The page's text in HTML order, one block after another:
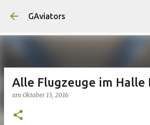
GAviators
Alle Flugzeuge im Halle
am Oktober 13, 2016